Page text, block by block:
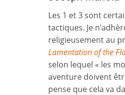
Les 1 et 3 sont
tactiques. Je
religieusement au
Lamentation of the
selon lequel « les
aventure doivent
pense que cela va